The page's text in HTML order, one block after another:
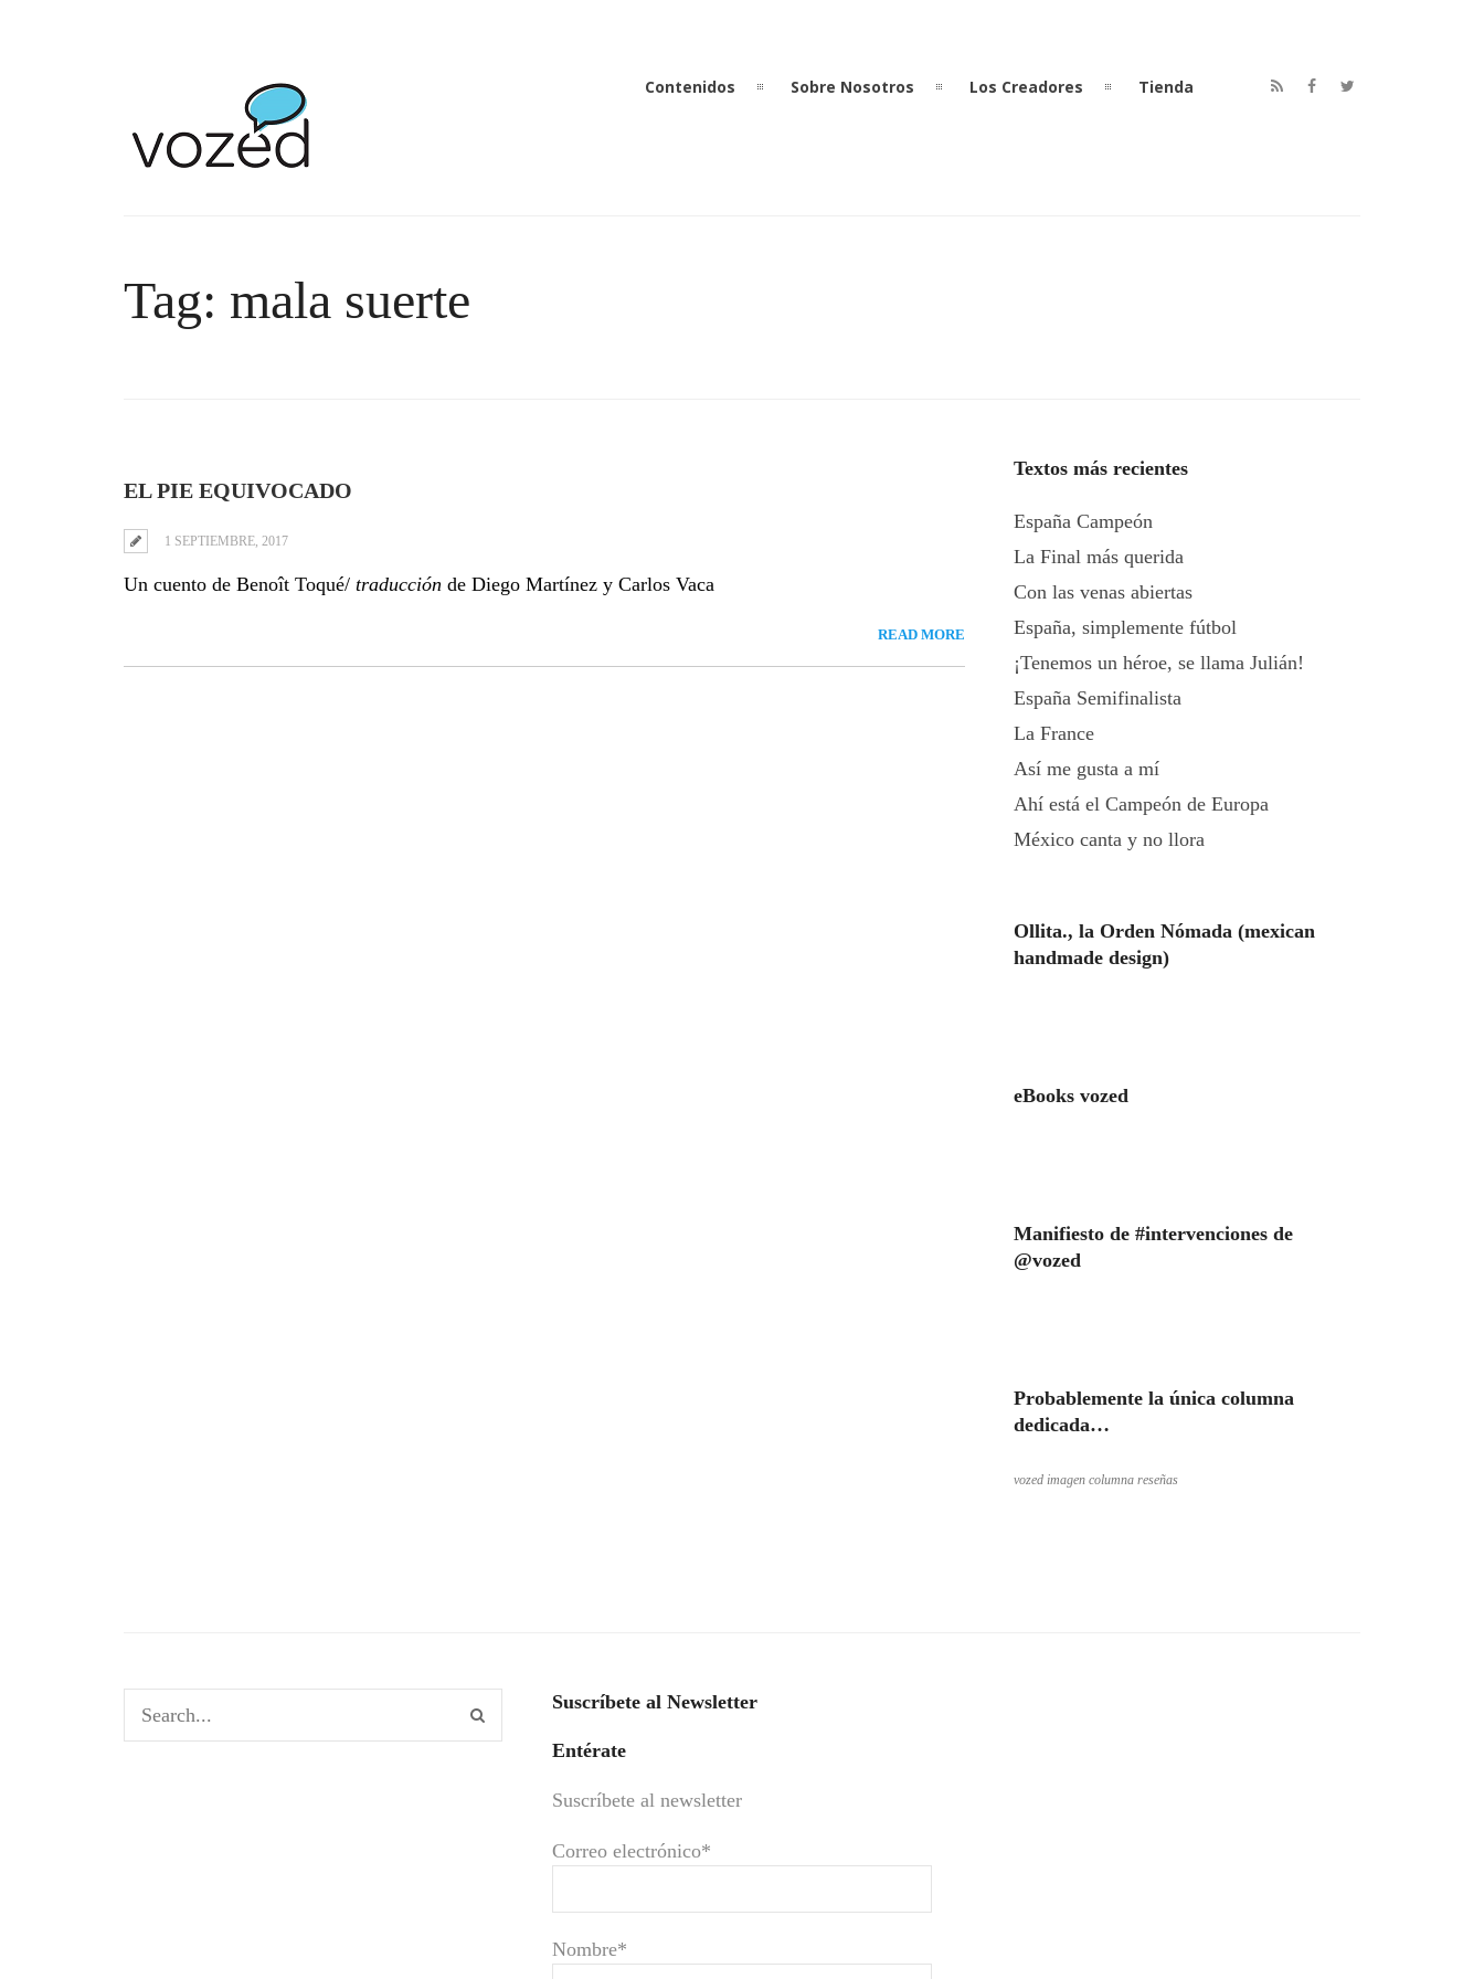
Contenidos Sobre Nosotros Los Creadores Tienda
Tag: mala suerte
EL PIE EQUIVOCADO
1 SEPTIEMBRE, 2017
Un cuento de Benoît Toqué/ traducción de Diego Martínez y Carlos Vaca
READ MORE
Textos más recientes
España Campeón
La Final más querida
Con las venas abiertas
España, simplemente fútbol
¡Tenemos un héroe, se llama Julián!
España Semifinalista
La France
Así me gusta a mí
Ahí está el Campeón de Europa
México canta y no llora
Ollita., la Orden Nómada (mexican
handmade design)
eBooks vozed
Manifiesto de #intervenciones de
@vozed
Probablemente la única columna
dedicada…
vozed imagen columna reseñas
Suscríbete al Newsletter
Entérate
Suscríbete al newsletter
Correo electrónico*
Nombre*